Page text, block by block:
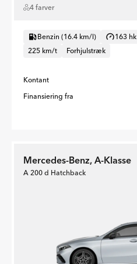
4 farver
Benzin (16.4 km/l) 163 hk
225 km/t
Forhjulstræk
Kontant
Finansiering fra
Mercedes-Benz, A-Klasse
A 200 d Hatchback